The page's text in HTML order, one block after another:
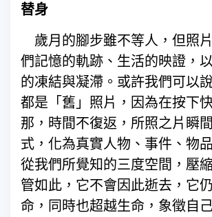
替身
歲月的腳步雖不等人，但照
們記憶的軌跡、生活的映證，
的凍結與凝滯。或許我們可以
都是「舊」照片，因為在按下
那，時間不復返，所照之片瞬
式，化為真實人物、事件、物
從我們所覺知的三度空間，壓
管如此，它不會因此逝去，它
命，同時也超越生命，象徵自